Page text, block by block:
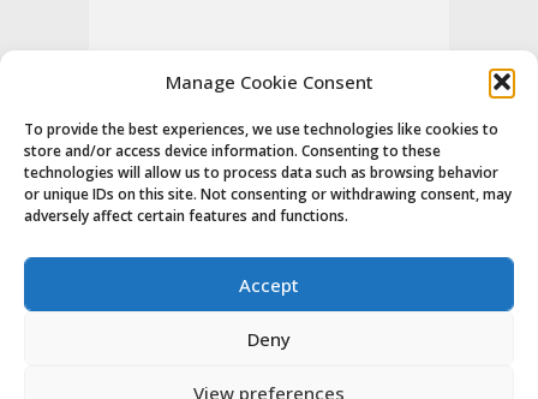
Manage Cookie Consent
To provide the best experiences, we use technologies like cookies to
store and/or access device information. Consenting to these
technologies will allow us to process data such as browsing behavior
or unique IDs on this site. Not consenting or withdrawing consent, may
adversely affect certain features and functions.
Accept
Deny
View preferences